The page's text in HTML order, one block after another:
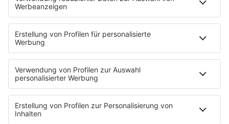
STARTSEITE
SERVICE
Kontakt
Newsletter
Jobs & Praktika
Pressekontakt
Presse & Downloads
Verkehr